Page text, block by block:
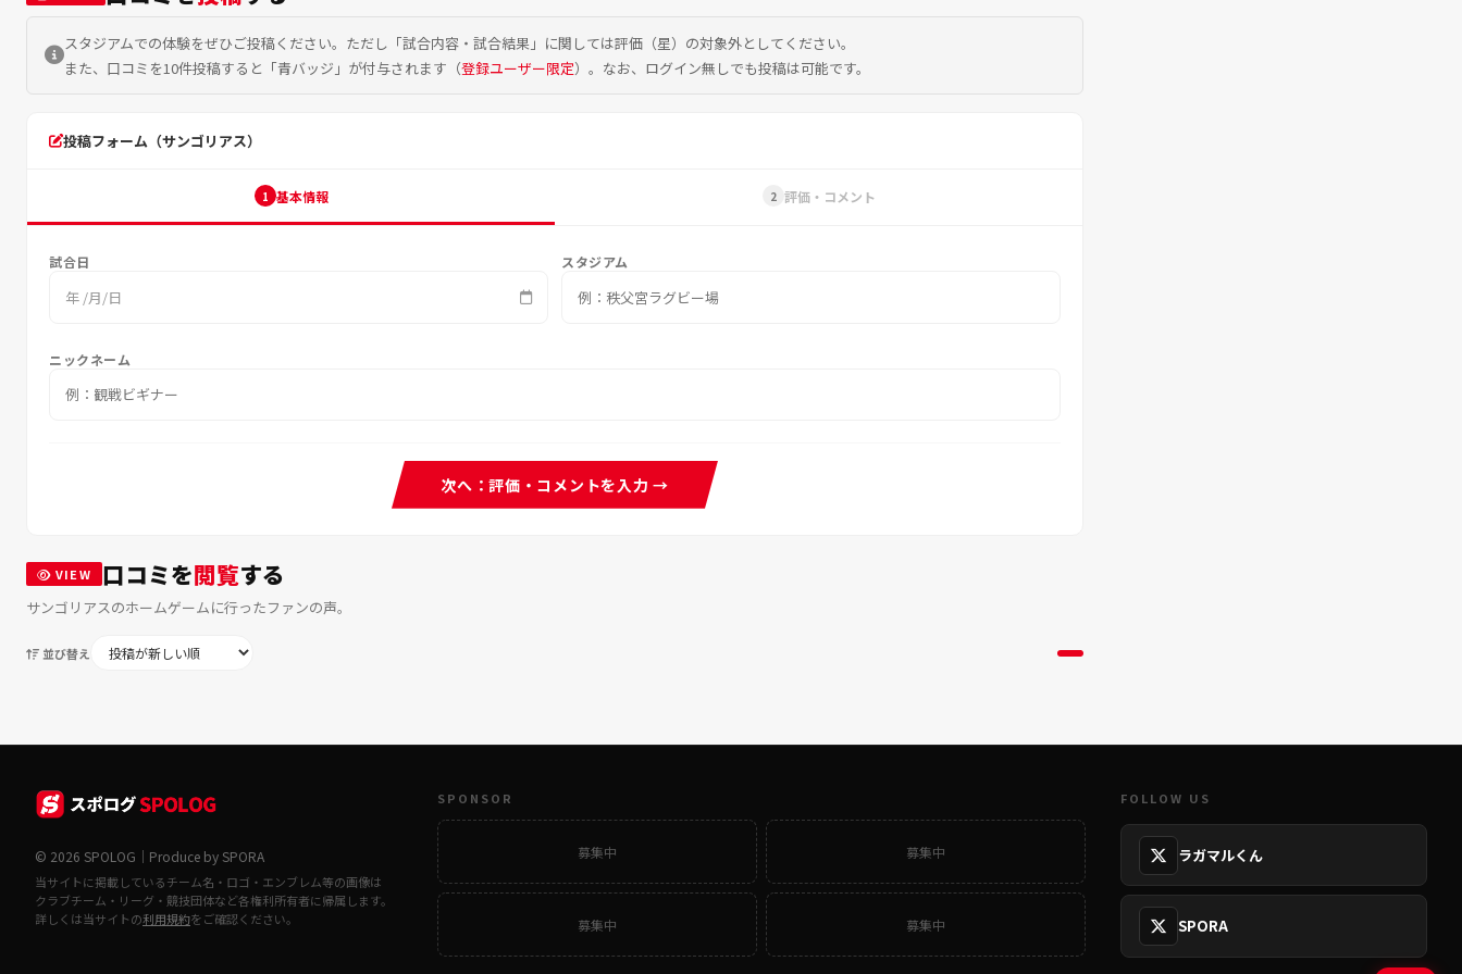
スタジアムでの体験をぜひご投稿ください。ただし「試合内容・試合結果」に関しては評価（星）の対象外としてください。
また、口コミを10件投稿すると「青バッジ」が付与されます（登録ユーザー限定）。なお、ログイン無しでも投稿は可能です。
投稿フォーム（サンゴリアス）
1 基本情報 2 評価・コメント
試合日
年 /月/日
スタジアム
ニックネーム
次へ：評価・コメントを入力 →
VIEW 口コミを閲覧する
サンゴリアスのホームゲームに行ったファンの声。
並び替え
© 2026 SPOLOG｜Produce by SPORA
当サイトに掲載しているチーム名・ロゴ・エンブレム等の画像は
クラブチーム・リーグ・競技団体など各権利所有者に帰属します。
詳しくは当サイトの利用規約をご確認ください。
SPONSOR
募集中 募集中
募集中 募集中
FOLLOW US
ラガマルくん
SPORA